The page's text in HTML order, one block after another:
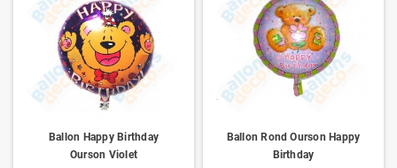
Ballon Happy Birthday
Ourson Violet
Ballon Rond Ourson Happy
Birthday